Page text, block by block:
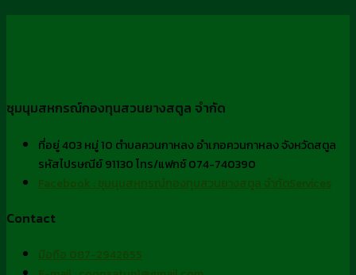
ชุมนุมสหกรณ์กองทุนสวนยางสตูล จำกัด
ที่อยู่ 403 หมู่ 10 ตำบลควนกาหลง อำเภอควนกาหลง จังหวัดสตูล
รหัสไปรษณีย์ 91130 โทร/แฟกซ์ 074-740390
Facebook : ชุมนุมสหกรณ์กองทุนสวนยางสตูล จำกัดServices
Contact
มือถือ 087-2942655